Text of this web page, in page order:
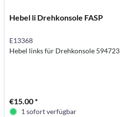
Hebel li Drehkonsole FASP
E13368
Hebel links für Drehkonsole 594723
€15.00 *
1 sofort verfügbar